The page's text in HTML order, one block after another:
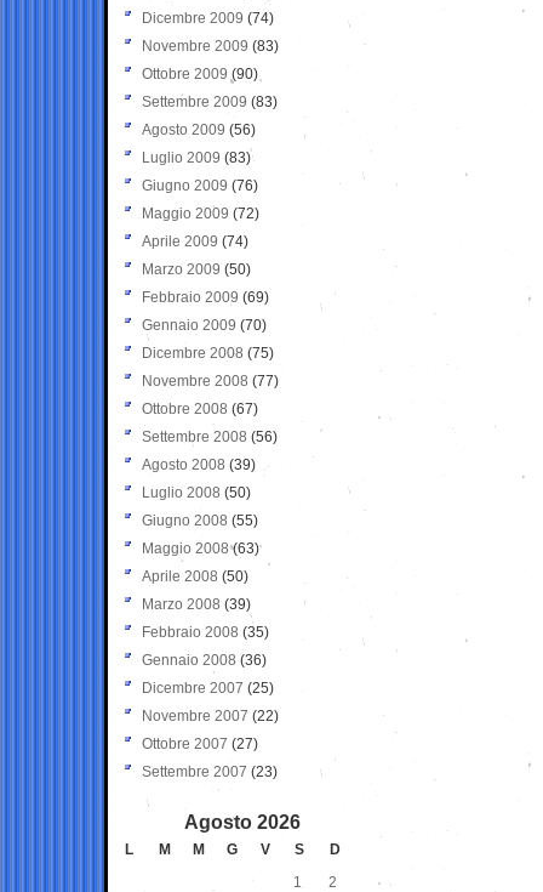
Dicembre 2009 (74)
Novembre 2009 (83)
Ottobre 2009 (90)
Settembre 2009 (83)
Agosto 2009 (56)
Luglio 2009 (83)
Giugno 2009 (76)
Maggio 2009 (72)
Aprile 2009 (74)
Marzo 2009 (50)
Febbraio 2009 (69)
Gennaio 2009 (70)
Dicembre 2008 (75)
Novembre 2008 (77)
Ottobre 2008 (67)
Settembre 2008 (56)
Agosto 2008 (39)
Luglio 2008 (50)
Giugno 2008 (55)
Maggio 2008(63)
Aprile 2008 (50)
Marzo 2008 (39)
Febbraio 2008 (35)
Gennaio 2008 (36)
Dicembre 2007 (25)
Novembre 2007 (22)
Ottobre 2007 (27)
Settembre 2007 (23)
Agosto 2026
L M M G V S
D
1
2